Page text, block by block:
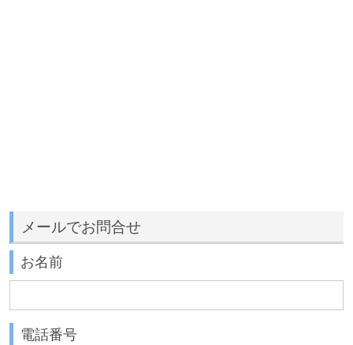
メールでお問合せ
お名前
電話番号